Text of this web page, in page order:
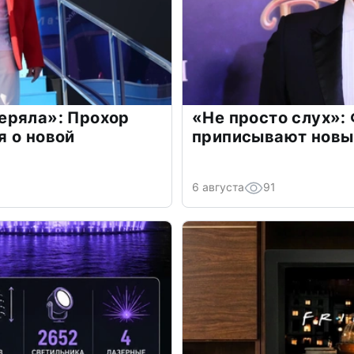
Прохор
о новой
«Не просто
приписывают
6 августа 91